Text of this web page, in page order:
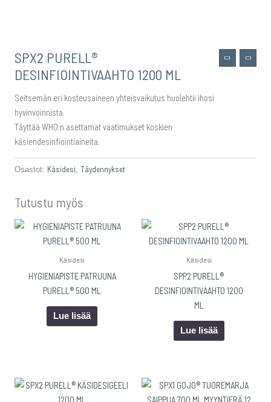
SPX2 PURELL®
DESINFIOINTIVAAHTO 1200 ML
Seitsemän eri kosteusaineen yhteisvaikutus huolehtii ihosi
hyvinvoinnista.
Täyttää WHO:n asettamat vaatimukset koskien
käsiendesinfiointiaineita.
Osastot: Käsidesi,Täydennykset
Tutustu myös
Käsidesi
HYGIENIAPISTE PATRUUNA
PURELL® 500 ML
Lue lisää
Käsidesi
SPP2 PURELL®
DESINFIOINTIVAAHTO 1200
ML
Lue lisää